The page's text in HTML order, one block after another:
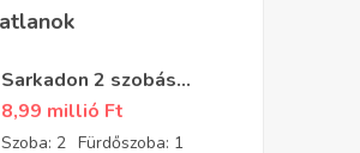
Sarkadon 2 szobás
részben felújított
családi ház eladó
8,99 millió Ft
Szoba: 2 Fürdőszoba: 1